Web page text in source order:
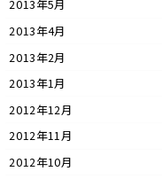
2013年5月
2013年4月
2013年2月
2013年1月
2012年12月
2012年11月
2012年10月